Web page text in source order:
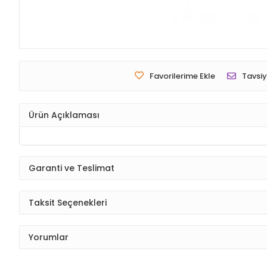
Favorilerime Ekle
Ürün Açıklaması
Garanti ve Teslimat
Taksit Seçenekleri
Yorumlar